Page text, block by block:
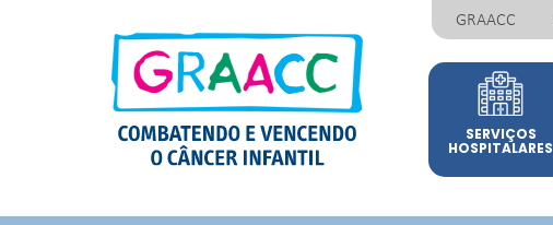
GRAACC
SERVIÇOS
HOSPITALARES